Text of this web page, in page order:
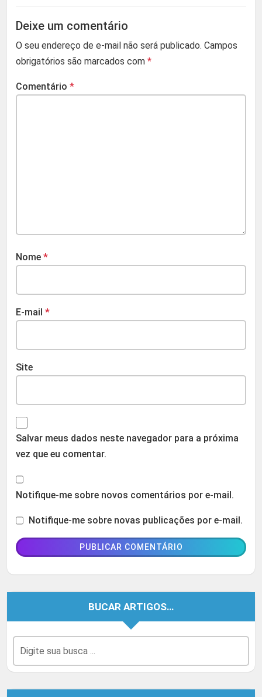
Deixe um comentário
O seu endereço de e-mail não será publicado. Campos
obrigatórios são marcados com *
Comentário *
Nome *
E-mail *
Site
Salvar meus dados neste navegador para a próxima
vez que eu comentar.
Notifique-me sobre novos comentários por e-mail.
Notifique-me sobre novas publicações por e-mail.
BUCAR ARTIGOS…